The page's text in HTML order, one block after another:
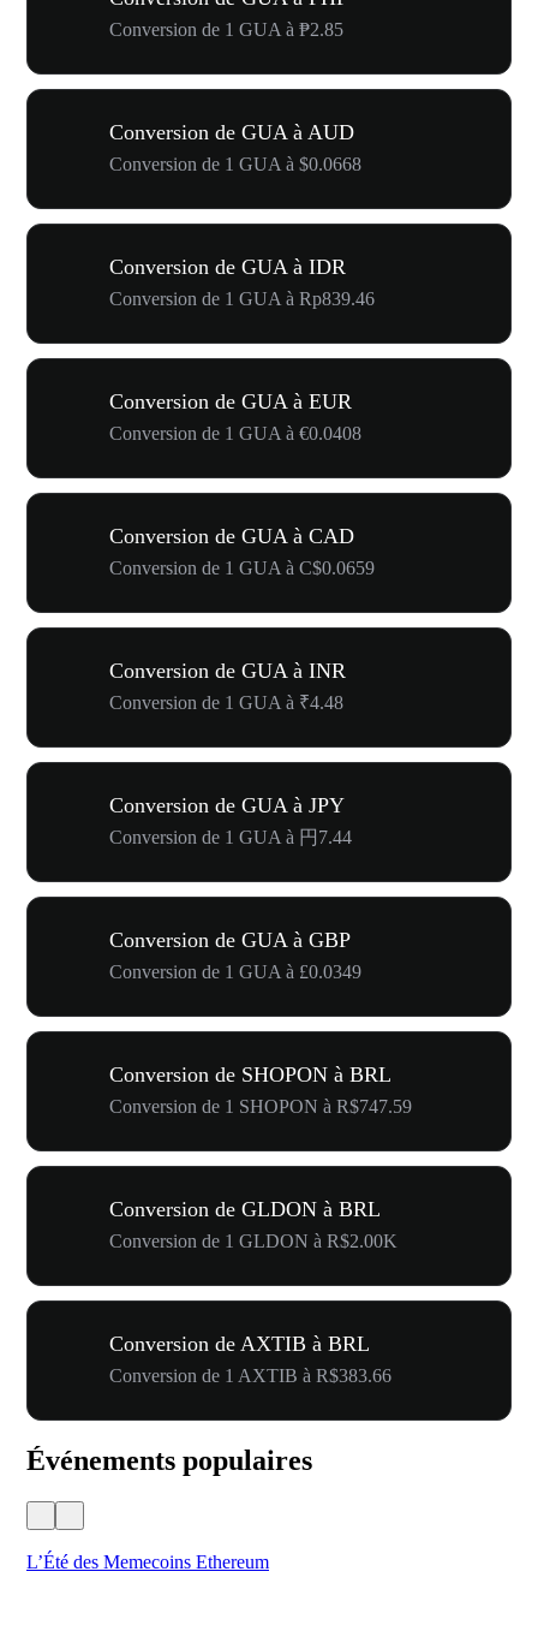
Conversion de 1 GUA à ₱2.85
Conversion de GUA à AUD
Conversion de 1 GUA à $0.0668
Conversion de GUA à IDR
Conversion de 1 GUA à Rp839.46
Conversion de GUA à EUR
Conversion de 1 GUA à €0.0408
Conversion de GUA à CAD
Conversion de 1 GUA à C$0.0659
Conversion de GUA à INR
Conversion de 1 GUA à ₹4.48
Conversion de GUA à JPY
Conversion de 1 GUA à 円7.44
Conversion de GUA à GBP
Conversion de 1 GUA à £0.0349
Conversion de SHOPON à BRL
Conversion de 1 SHOPON à R$747.59
Conversion de GLDON à BRL
Conversion de 1 GLDON à R$2.00K
Conversion de AXTIB à BRL
Conversion de 1 AXTIB à R$383.66
Événements populaires
L’Été des Memecoins Ethereum